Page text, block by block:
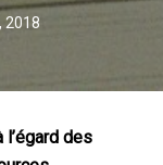
2018
l’égard des